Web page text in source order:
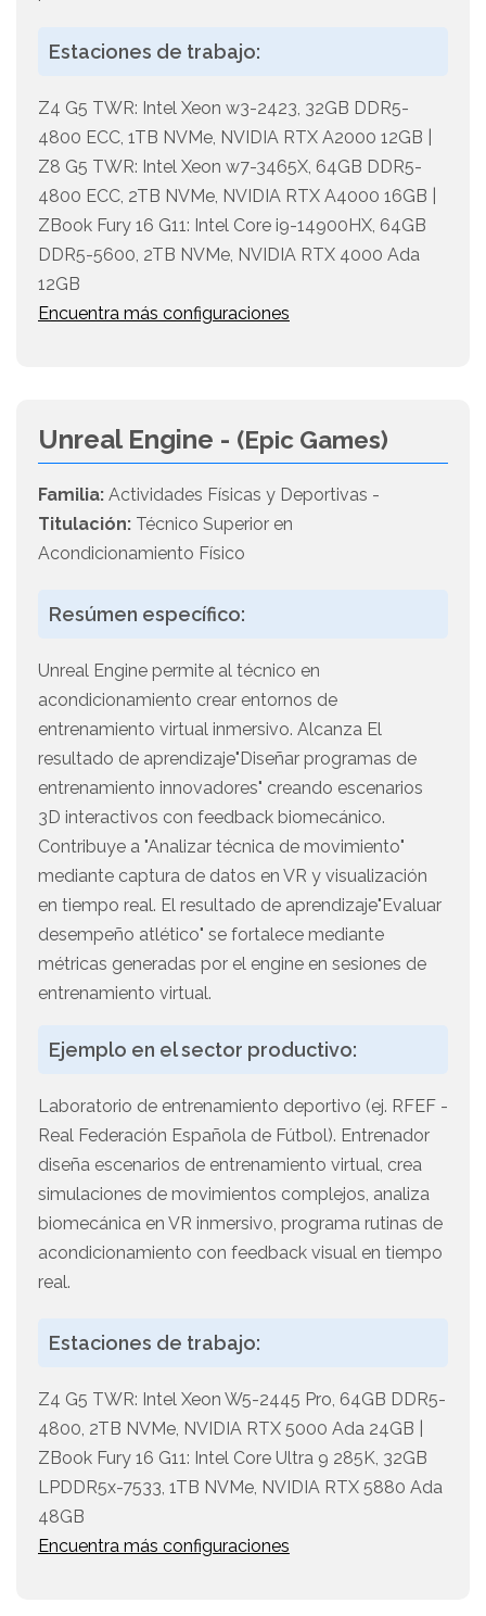
Estaciones de trabajo:
Z4 G5 TWR: Intel Xeon w3-2423, 32GB DDR5-
4800 ECC, 1TB NVMe, NVIDIA RTX A2000 12GB |
Z8 G5 TWR: Intel Xeon w7-3465X, 64GB DDR5-
4800 ECC, 2TB NVMe, NVIDIA RTX A4000 16GB |
ZBook Fury 16 G11: Intel Core i9-14900HX, 64GB
DDR5-5600, 2TB NVMe, NVIDIA RTX 4000 Ada
12GB
Encuentra más configuraciones
Unreal Engine - (Epic Games)
Familia: Actividades Físicas y Deportivas -
Titulación: Técnico Superior en
Acondicionamiento Físico
Resúmen específico:
Unreal Engine permite al técnico en
acondicionamiento crear entornos de
entrenamiento virtual inmersivo. Alcanza El
resultado de aprendizaje"Diseñar programas de
entrenamiento innovadores" creando escenarios
3D interactivos con feedback biomecánico.
Contribuye a "Analizar técnica de movimiento"
mediante captura de datos en VR y visualización
en tiempo real. El resultado de aprendizaje"Evaluar
desempeño atlético" se fortalece mediante
métricas generadas por el engine en sesiones de
entrenamiento virtual.
Ejemplo en el sector productivo:
Laboratorio de entrenamiento deportivo (ej. RFEF -
Real Federación Española de Fútbol). Entrenador
diseña escenarios de entrenamiento virtual, crea
simulaciones de movimientos complejos, analiza
biomecánica en VR inmersivo, programa rutinas de
acondicionamiento con feedback visual en tiempo
real.
Estaciones de trabajo:
Z4 G5 TWR: Intel Xeon W5-2445 Pro, 64GB DDR5-
4800, 2TB NVMe, NVIDIA RTX 5000 Ada 24GB |
ZBook Fury 16 G11: Intel Core Ultra 9 285K, 32GB
LPDDR5x-7533, 1TB NVMe, NVIDIA RTX 5880 Ada
48GB
Encuentra más configuraciones